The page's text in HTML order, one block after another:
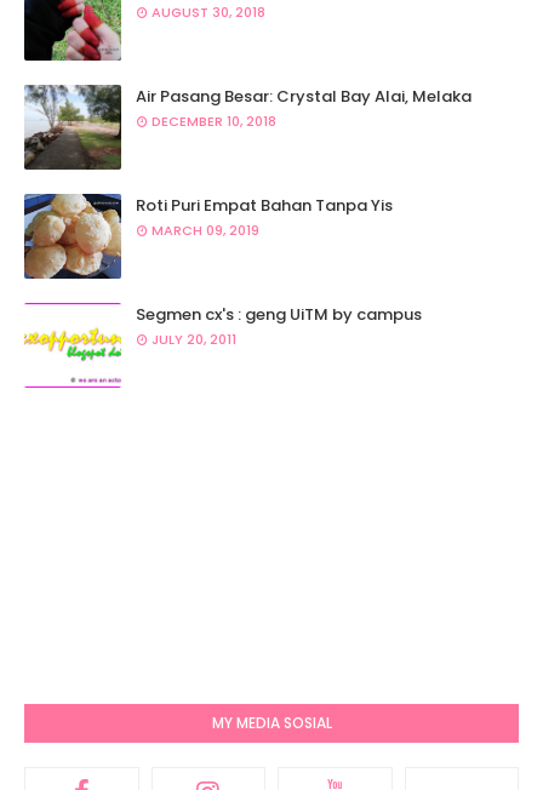
AUGUST 30, 2018
Air Pasang Besar: Crystal Bay Alai, Melaka
DECEMBER 10, 2018
Roti Puri Empat Bahan Tanpa Yis
MARCH 09, 2019
Segmen cx's : geng UiTM by campus
JULY 20, 2011
MY MEDIA SOSIAL